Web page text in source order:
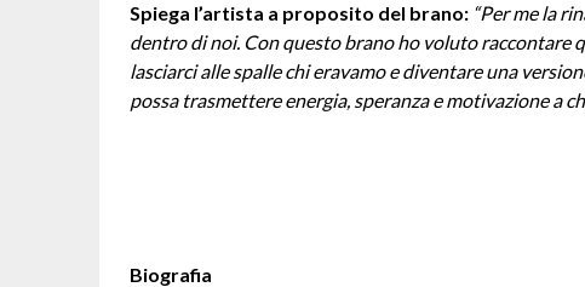
Spiega l’artista a proposito del brano: “Per me la
dentro di noi. Con questo brano ho voluto raccontare
lasciarci alle spalle chi eravamo e diventare una
possa trasmettere energia, speranza e motivazione a
Biografia